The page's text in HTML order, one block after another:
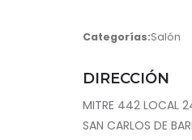
Categorías:Salón
DIRECCIÓN
MITRE 442 LOCAL
SAN CARLOS DE